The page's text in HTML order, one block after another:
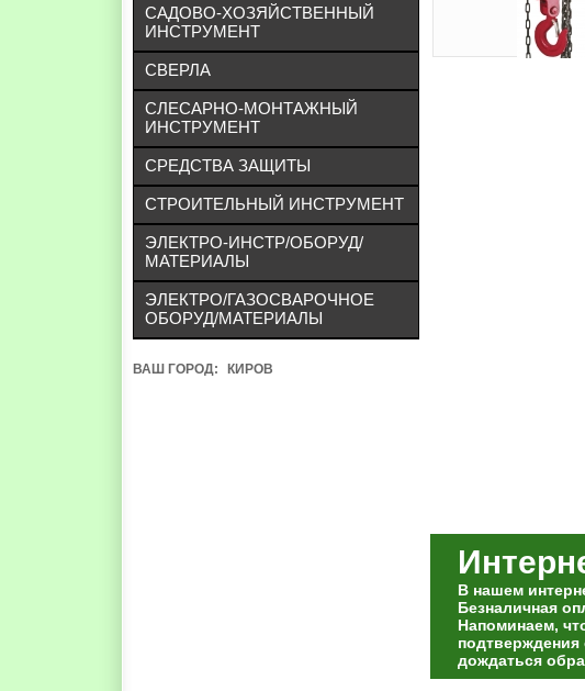
САДОВО-ХОЗЯЙСТВЕННЫЙ
ИНСТРУМЕНТ
СВЕРЛА
СЛЕСАРНО-МОНТАЖНЫЙ
ИНСТРУМЕНТ
СРЕДСТВА ЗАЩИТЫ
СТРОИТЕЛЬНЫЙ ИНСТРУМЕНТ
ЭЛЕКТРО-ИНСТР/ОБОРУД/
МАТЕРИАЛЫ
ЭЛЕКТРО/ГАЗОСВАРОЧНОЕ
ОБОРУД/МАТЕРИАЛЫ
ВАШ ГОРОД: КИРОВ
В нашем
Безналичная
Напоминаем,
подтверждения
дождаться